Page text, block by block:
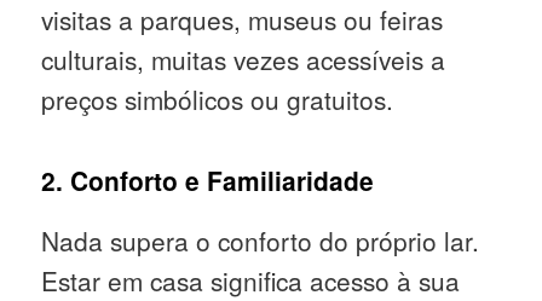
visitas a parques, museus ou feiras
culturais, muitas vezes acessíveis a
preços simbólicos ou gratuitos.
2. Conforto e Familiaridade
Nada supera o conforto do próprio lar.
Estar em casa significa acesso à sua